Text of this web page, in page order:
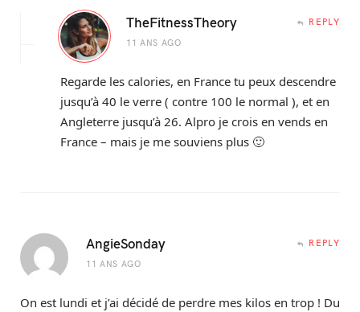
TheFitnessTheory
11 ANS AGO
REPLY
Regarde les calories, en France tu peux descendre
jusqu’à 40 le verre ( contre 100 le normal ), et en
Angleterre jusqu’à 26. Alpro je crois en vends en
France – mais je me souviens plus 🙂
AngieSonday
11 ANS AGO
REPLY
On est lundi et j’ai décidé de perdre mes kilos en trop ! Du